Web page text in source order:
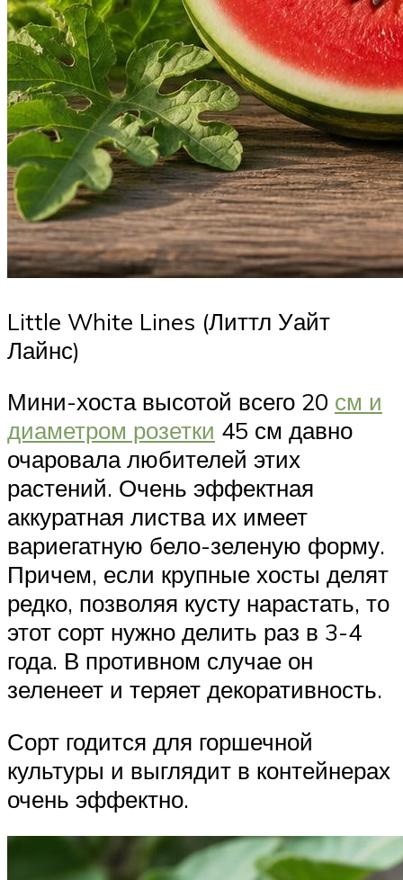
Little White Lines (Литтл Уайт
Лайнс)
Мини-хоста высотой всего 20 см и
диаметром розетки 45 см давно
очаровала любителей этих
растений. Очень эффектная
аккуратная листва их имеет
вариегатную бело-зеленую форму.
Причем, если крупные хосты делят
редко, позволяя кусту нарастать, то
этот сорт нужно делить раз в 3-4
года. В противном случае он
зеленеет и теряет декоративность.
Сорт годится для горшечной
культуры и выглядит в контейнерах
очень эффектно.